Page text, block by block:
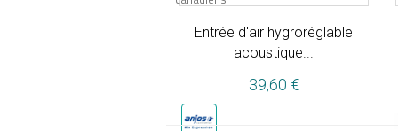
Entrée d'air hygroréglable
acoustique...
39,60 €